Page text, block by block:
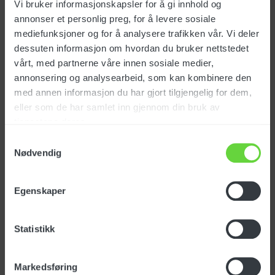
Vi bruker informasjonskapsler for å gi innhold og
annonser et personlig preg, for å levere sosiale
mediefunksjoner og for å analysere trafikken vår. Vi deler
dessuten informasjon om hvordan du bruker nettstedet
vårt, med partnerne våre innen sosiale medier,
annonsering og analysearbeid, som kan kombinere den
med annen informasjon du har gjort tilgjengelig for dem,
eller som de har samlet inn gjennom din bruk av
Nødvendig
Egenskaper
Statistikk
Markedsføring
SEK38 185 eks. mva
ES 430